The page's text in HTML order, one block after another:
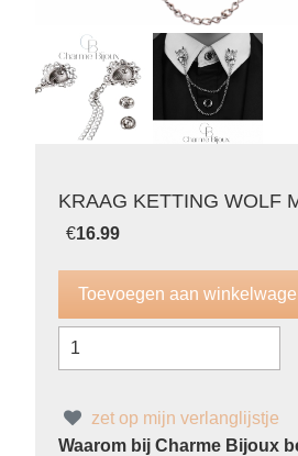
KRAAG KETTING WOLF
€16.99
zet op mijn verlanglijstje
Waarom bij Charme Bijoux